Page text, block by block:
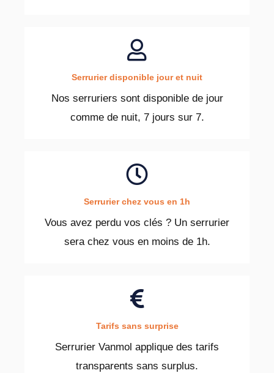
Serrurier disponible jour et nuit
Nos serruriers sont disponible de jour
comme de nuit, 7 jours sur 7.
Serrurier chez vous en 1h
Vous avez perdu vos clés ? Un serrurier
sera chez vous en moins de 1h.
Tarifs sans surprise
Serrurier Vanmol applique des tarifs
transparents sans surplus.